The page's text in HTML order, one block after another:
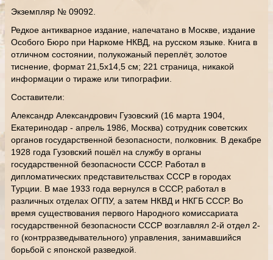
Экземпляр № 09092.
Редкое антикварное издание, напечатано в Москве, издание
Особого Бюро при Наркоме НКВД, на русском языке. Книга в
отличном состоянии, полукожаный переплёт, золотое
тиснение, формат 21,5х14,5 см; 221 страница, никакой
информации о тираже или типографии.
Составители:
Александр Александрович Гузовский (16 марта 1904,
Екатеринодар - апрель 1986, Москва) сотрудник советских
органов государственной безопасности, полковник. В декабре
1928 года Гузовский пошёл на службу в органы
государственной безопасности СССР. Работал в
дипломатических представительствах СССР в городах
Турции. В мае 1933 года вернулся в СССР, работал в
различных отделах ОГПУ, а затем НКВД и НКГБ СССР. Во
время существования первого Народного комиссариата
государственной безопасности СССР возглавлял 2-й отдел 2-
го (контрразведывательного) управления, занимавшийся
борьбой с японской разведкой.